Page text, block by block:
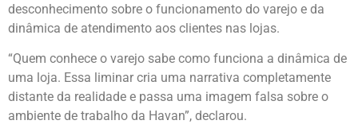
desconhecimento sobre o funcionamento do varejo e da
dinâmica de atendimento aos clientes nas lojas.
“Quem conhece o varejo sabe como funciona a dinâmica de
uma loja. Essa liminar cria uma narrativa completamente
distante da realidade e passa uma imagem falsa sobre o
ambiente de trabalho da Havan”, declarou.